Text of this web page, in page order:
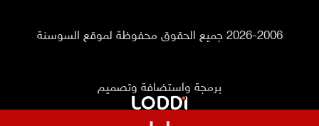
2026-2006 جميع الحقوق محفوظة لموقع السوسنة
برمجة واستضافة وتصميم